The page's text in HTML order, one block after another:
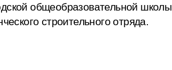
общеобразовательной школы
строительного отряда.